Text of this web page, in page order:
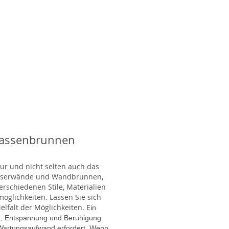
und nicht selten auch das
und Wandbrunnen,
Stile, Materialien
Lassen Sie sich
der Möglichkeiten. Ein
Entspannung und Beruhigung